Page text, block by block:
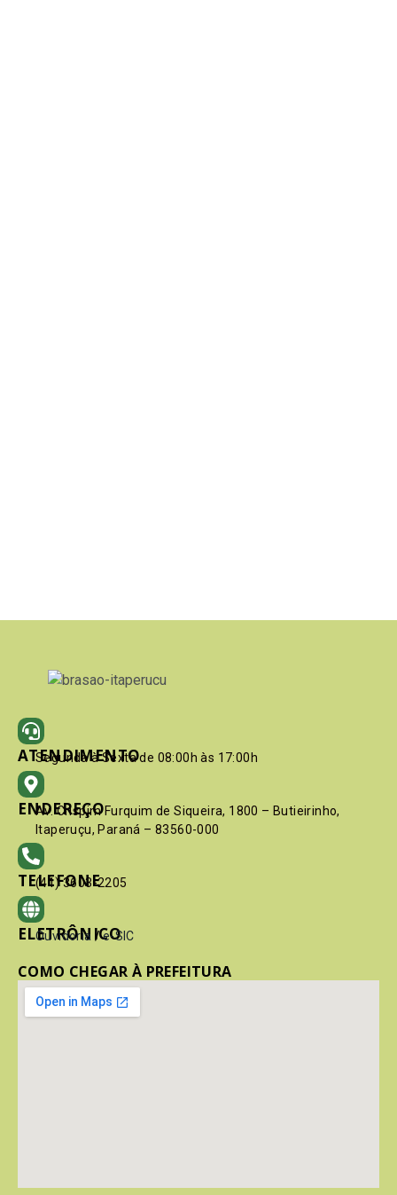
ATENDIMENTO
Segunda à Sexta de 08:00h às 17:00h
ENDEREÇO
Av. Crispim Furquim de Siqueira, 1800 – Butieirinho,
Itaperuçu, Paraná – 83560-000
TELEFONE
(41) 3603-2205
ELETRÔNICO
Ouvidoria / e-SIC
COMO CHEGAR À PREFEITURA